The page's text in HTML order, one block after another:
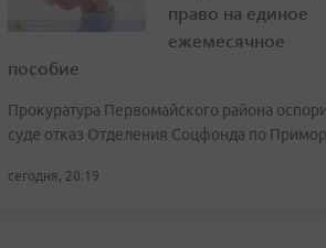
право на единое
ежемесячное
пособие
Прокуратура Первомайского района
суде отказ Отделения Соцфонда по
сегодня, 20:19